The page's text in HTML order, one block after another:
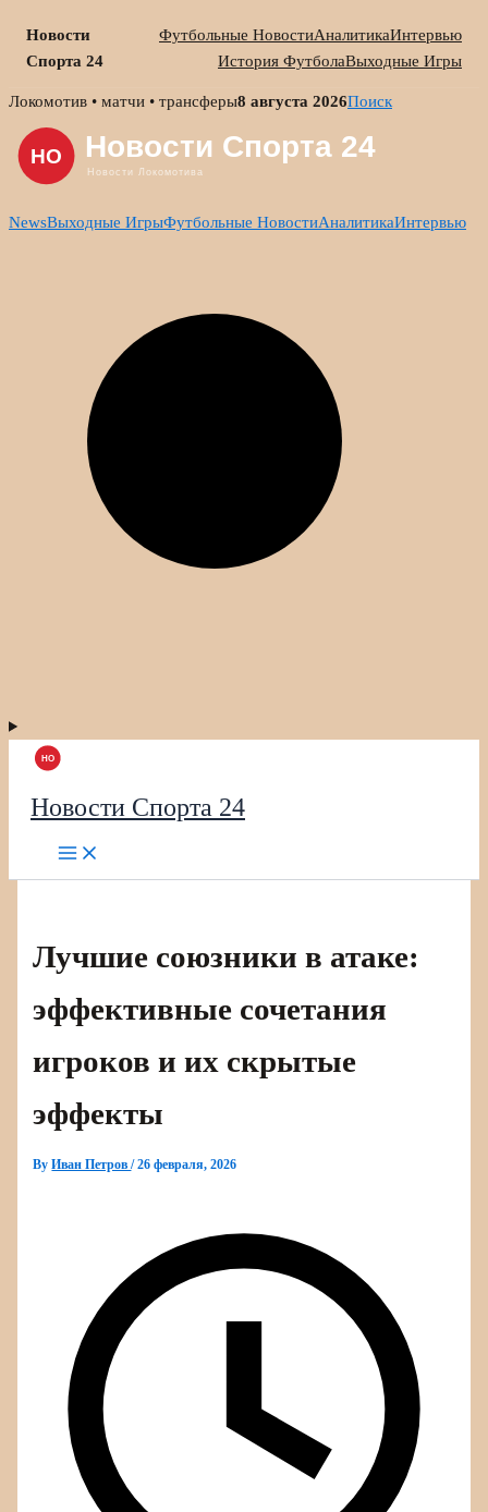
Новости
Спорта 24
Футбольные НовостиАналитикаИнтервью
История ФутболаВыходные Игры
Skip
content
Локомотив • матчи • трансферы8 августа 2026Поиск
NewsВыходные ИгрыФутбольные НовостиАналитикаИнтервью
Новости Спорта 24
Лучшие союзники в атаке:
эффективные сочетания
игроков и их скрытые
эффекты
ByИван Петров/26 февраля, 2026